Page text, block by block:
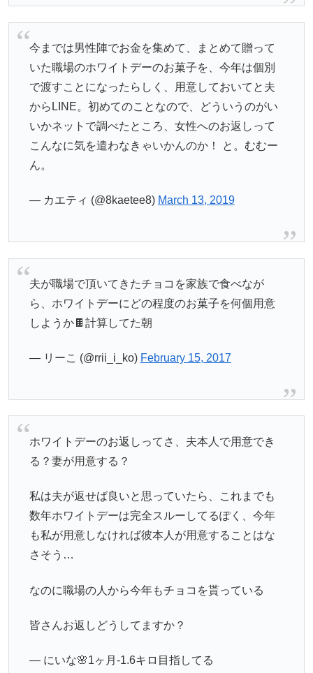
今までは男性陣でお金を集めて、まとめて贈って
いた職場のホワイトデーのお菓子を、今年は個別
で渡すことになったらしく、用意しておいてと夫
からLINE。初めてのことなので、どういうのがい
いかネットで調べたところ、女性へのお返しって
こんなに気を遣わなきゃいかんのか！ と。むむー
ん。
— カエティ (@8kaetee8) March 13, 2019
夫が職場で頂いてきたチョコを家族で食べなが
ら、ホワイトデーにどの程度のお菓子を何個用意
しようか🍫計算してた朝
— リーこ (@rrii_i_ko) February 15, 2017
ホワイトデーのお返しってさ、夫本人で用意でき
る？妻が用意する？
私は夫が返せば良いと思っていたら、これまでも
数年ホワイトデーは完全スルーしてるぽく、今年
も私が用意しなければ彼本人が用意することはな
さそう…
なのに職場の人から今年もチョコを貰っている
皆さんお返しどうしてますか？
— にいな🌸1ヶ月-1.6キロ目指してる